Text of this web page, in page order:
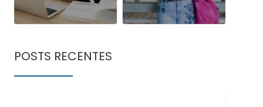
POSTS RECENTES